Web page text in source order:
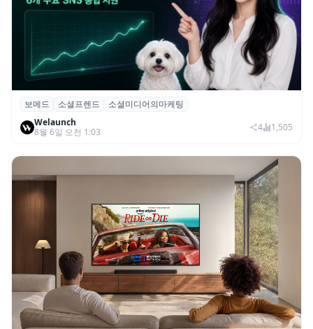
보메드 ‘소셜프렌드’, 유튜브·인스타 등 6개
SNS 마케팅 통합 지원
보메드 소셜프렌드
소셜미디어의마케팅
Welaunch
8월 6일 오전 1:03
4 1,505